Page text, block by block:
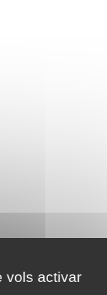
vols activar